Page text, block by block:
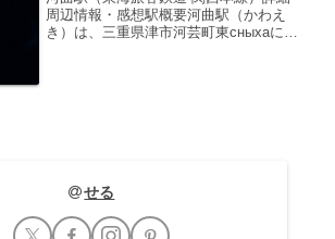
周辺情報・感想駅概要河曲駅（かわえ
き）は、三重県津市河芸町東сныхaに位
せる